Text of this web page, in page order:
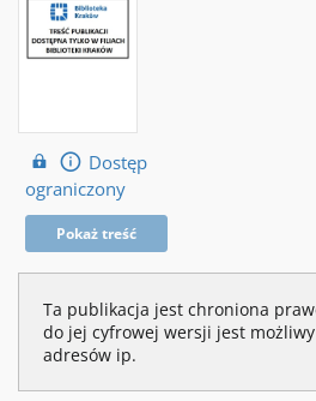
Dostęp
ograniczony
Pokaż treść
Ta publikacja jest chroniona
do jej cyfrowej wersji jest
adresów ip.